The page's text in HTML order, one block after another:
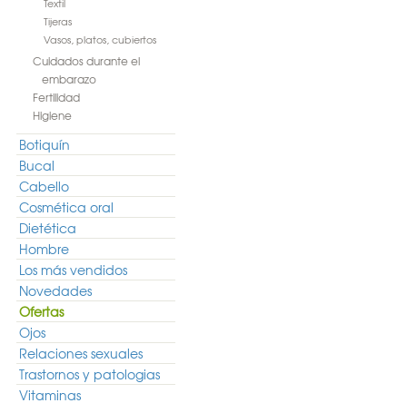
Tijeras
Vasos, platos, cubiertos
Cuidados durante el
embarazo
Fertilidad
Higiene
Botiquín
Bucal
Cabello
Cosmética oral
Dietética
Hombre
Los más vendidos
Novedades
Ofertas
Ojos
Relaciones sexuales
Trastornos y patologias
Vitaminas